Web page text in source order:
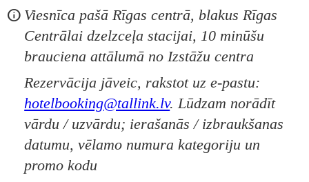
Viesnīca pašā Rīgas centrā, blakus Rīgas
Centrālai dzelzceļa stacijai, 10 minūšu
brauciena attālumā no Izstāžu centra
Rezervācija jāveic, rakstot uz e-pastu:
hotelbooking@tallink.lv. Lūdzam norādīt
vārdu / uzvārdu; ierašanās / izbraukšanas
datumu, vēlamo numura kategoriju un
promo kodu